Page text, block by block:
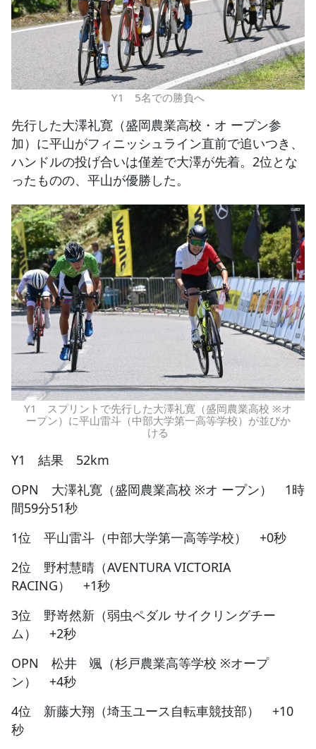
Y1 5名での勝負へ
先行した大澤礼寛（盛岡農業高校・オ ープン参
加）に平山がフィニッシュライン直前で追いつき、
ハンドルの投げ合いは僅差で大澤が先着。2位とな
ったものの、平山が優勝した。
Y1 スプリントで先行した大澤礼寛（盛岡農業高校 ※オ
ープン）に平山雷斗（中部大学第一高等学校）が並びか
ける
Y1 結果 52km
OPN 大澤礼寛（盛岡農業高校 ※オ ープン） 1時
間59分51秒
1位 平山雷斗（中部大学第一高等学校） +0秒
2位 野村慧晴（AVENTURA VICTORIA
RACING） +1秒
3位 野嵜然新（弱虫ペダル サイクリングチー
ム） +2秒
OPN 松井 颯（杉戸農業高等学校 ※オープ
ン） +4秒
4位 新藤大翔（埼玉ユース自転車競技部） +10
秒